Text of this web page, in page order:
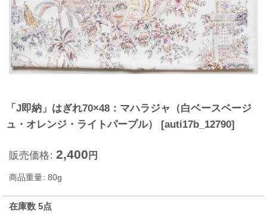
「J即納」はぎれ70×48：マハラジャ（白ベースベージ
ュ・オレンジ・ライトパープル）
[auti17b_12790]
販売価格: 2,400 円
商品重量: 80g
在庫数 5点